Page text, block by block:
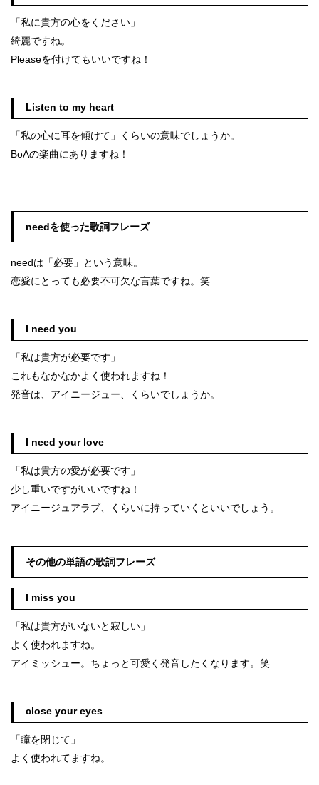
「私に貴方の心をください」
綺麗ですね。
Pleaseを付けてもいいですね！
Listen to my heart
「私の心に耳を傾けて」くらいの意味でしょうか。
BoAの楽曲にありますね！
needを使った歌詞フレーズ
needは「必要」という意味。
恋愛にとっても必要不可欠な言葉ですね。笑
I need you
「私は貴方が必要です」
これもなかなかよく使われますね！
発音は、アイニージュー、くらいでしょうか。
I need your love
「私は貴方の愛が必要です」
少し重いですがいいですね！
アイニージュアラブ、くらいに持っていくといいでしょう。
その他の単語の歌詞フレーズ
I miss you
「私は貴方がいないと寂しい」
よく使われますね。
アイミッシュー。ちょっと可愛く発音したくなります。笑
close your eyes
「瞳を閉じて」
よく使われてますね。